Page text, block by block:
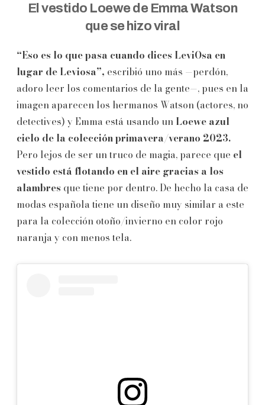
El vestido Loewe de Emma Watson
que se hizo viral
“Eso es lo que pasa cuando dices LeviOsa en
lugar de Leviosa”, escribió uno más —perdón,
adoro leer los comentarios de la gente—, pues en la
imagen aparecen los hermanos Watson (actores, no
detectives) y Emma está usando un Loewe azul
cielo de la colección primavera/verano 2023.
Pero lejos de ser un truco de magia, parece que el
vestido está flotando en el aire gracias a los
alambres que tiene por dentro. De hecho la casa de
modas española tiene un diseño muy similar a este
para la colección otoño/invierno en color rojo
naranja y con menos tela.